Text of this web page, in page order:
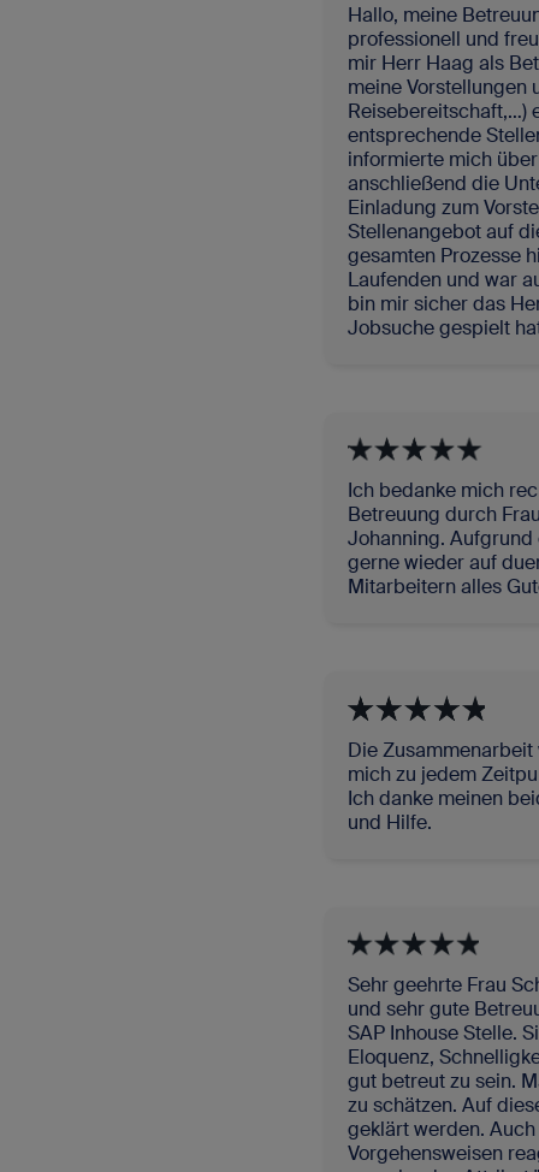
Hallo, meine
professionell und
mir Herr Haag als
meine Vorstellungen
Reisebereitschaft,…)
entsprechende
informierte mich
anschließend die
Einladung zum
Stellenangebot auf
gesamten Prozesse
Laufenden und war
bin mir sicher das
Jobsuche gespielt
Ich bedanke mich
Betreuung durch
Johanning.
gerne wieder auf
Mitarbeitern alles
Die
mich zu jedem
Ich danke meinen
und Hilfe.
Sehr geehrte Frau
und sehr gute
SAP Inhouse Stelle.
Eloquenz,
gut betreut zu sein.
zu schätzen. Auf
geklärt werden.
Vorgehensweisen